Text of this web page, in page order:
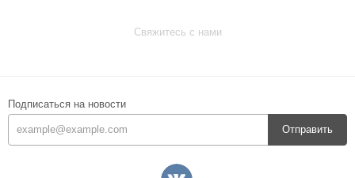
Свяжитесь с нами
Подписаться на новости
Отправить